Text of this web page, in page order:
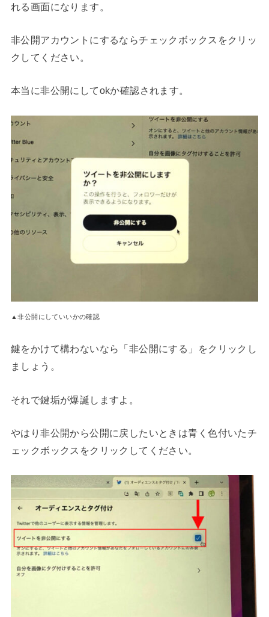
れる画面になります。
非公開アカウントにするならチェックボックスをクリッ
クしてください。
本当に非公開にしてokか確認されます。
▲非公開にしていいかの確認
鍵をかけて構わないなら「非公開にする」をクリックし
ましょう。
それで鍵垢が爆誕しますよ。
やはり非公開から公開に戻したいときは青く色付いたチ
ェックボックスをクリックしてください。